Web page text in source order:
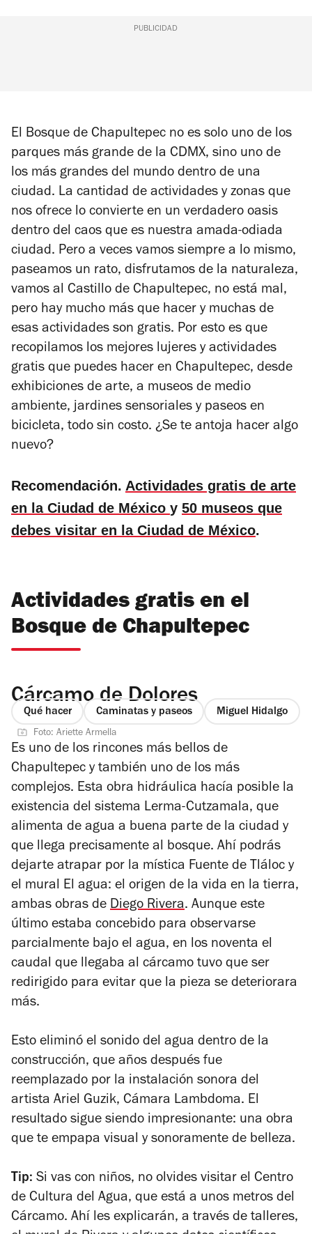
PUBLICIDAD
El Bosque de Chapultepec no es solo uno de los
parques más grande de la CDMX, sino uno de
los más grandes del mundo dentro de una
ciudad. La cantidad de actividades y zonas que
nos ofrece lo convierte en un verdadero oasis
dentro del caos que es nuestra amada-odiada
ciudad. Pero a veces vamos siempre a lo mismo,
paseamos un rato, disfrutamos de la naturaleza,
vamos al Castillo de Chapultepec, no está mal,
pero hay mucho más que hacer y muchas de
esas actividades son gratis. Por esto es que
recopilamos los mejores lujeres y actividades
gratis que puedes hacer en Chapultepec, desde
exhibiciones de arte, a museos de medio
ambiente, jardines sensoriales y paseos en
bicicleta, todo sin costo. ¿Se te antoja hacer algo
nuevo?
Recomendación. Actividades gratis de arte
en la Ciudad de México y 50 museos que
debes visitar en la Ciudad de México.
Actividades gratis en el
Bosque de Chapultepec
Cárcamo de Dolores
Qué hacer Caminatas y paseos Miguel Hidalgo
Foto: Ariette Armella
Es uno de los rincones más bellos de
Chapultepec y también uno de los más
complejos. Esta obra hidráulica hacía posible la
existencia del sistema Lerma-Cutzamala, que
alimenta de agua a buena parte de la ciudad y
que llega precisamente al bosque. Ahí podrás
dejarte atrapar por la mística Fuente de Tláloc y
el mural El agua: el origen de la vida en la tierra,
ambas obras de Diego Rivera. Aunque este
último estaba concebido para observarse
parcialmente bajo el agua, en los noventa el
caudal que llegaba al cárcamo tuvo que ser
redirigido para evitar que la pieza se deteriorara
más.
Esto eliminó el sonido del agua dentro de la
construcción, que años después fue
reemplazado por la instalación sonora del
artista Ariel Guzik, Cámara Lambdoma. El
resultado sigue siendo impresionante: una obra
que te empapa visual y sonoramente de belleza.
Tip: Si vas con niños, no olvides visitar el Centro
de Cultura del Agua, que está a unos metros del
Cárcamo. Ahí les explicarán, a través de talleres,